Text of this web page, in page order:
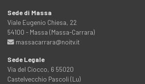
Sede di Massa
Viale Eugenio Chiesa, 22
54100 - Massa (Massa-Carrara)
massacarrara@noitv.it
Sede Legale
Via del Ciocco, 6 55020
Castelvecchio Pascoli (Lu)